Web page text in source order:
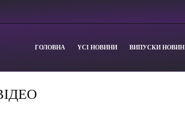
ГОЛОВНА YСІ НОВИНИ ВИПУСКИ НОВИН